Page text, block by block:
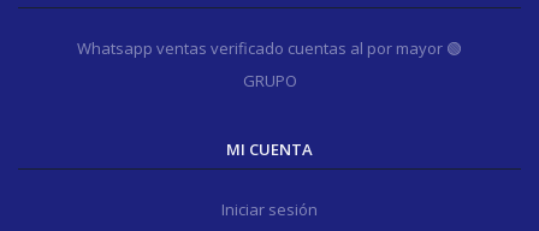
Whatsapp ventas verificado cuentas al por mayor 🟢
GRUPO
MI CUENTA
Iniciar sesión